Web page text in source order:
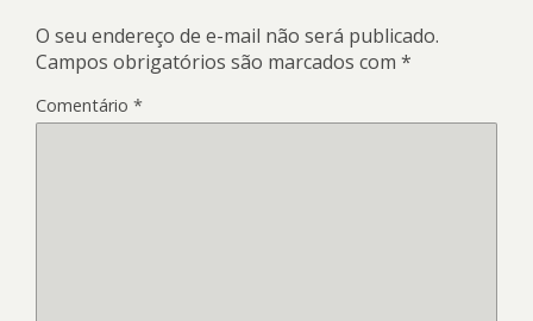
O seu endereço de e-mail não será publicado.
Campos obrigatórios são marcados com *
Comentário *